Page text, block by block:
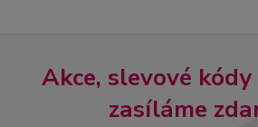
Akce, slevové
zasíláme